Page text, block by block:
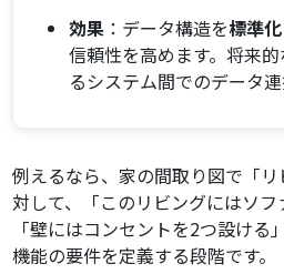
効果 ：データ構造を標準化
信頼性を高めます。将来
るシステム間でのデータ連
例えるなら、家の間取り図で「
対して、「このリビングにはソフ
「壁にはコンセントを2つ設け
機能の要件を定義する段階です。